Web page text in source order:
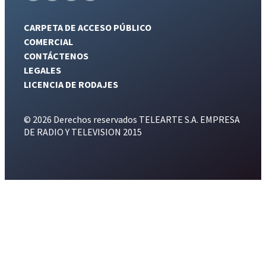
CARPETA DE ACCESO PÚBLICO
COMERCIAL
CONTÁCTENOS
LEGALES
LICENCIA DE RODAJES
© 2026 Derechos reservados TELEARTE S.A. EMPRESA
DE RADIO Y TELEVISION 2015